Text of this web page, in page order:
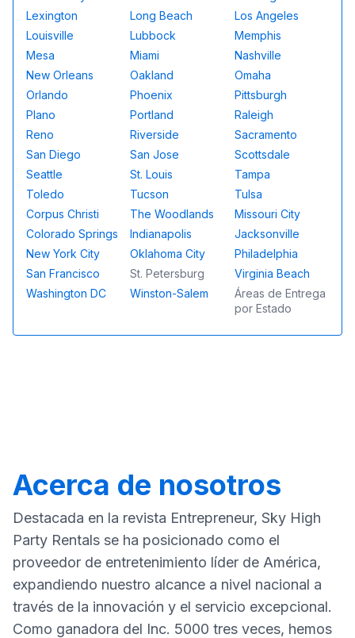
Lexington
Long Beach
Los Angeles
Louisville
Lubbock
Memphis
Mesa
Miami
Nashville
New Orleans
Oakland
Omaha
Orlando
Phoenix
Pittsburgh
Plano
Portland
Raleigh
Reno
Riverside
Sacramento
San Diego
San Jose
Scottsdale
Seattle
St. Louis
Tampa
Toledo
Tucson
Tulsa
Corpus Christi
The Woodlands
Missouri City
Colorado Springs
Indianapolis
Jacksonville
New York City
Oklahoma City
Philadelphia
San Francisco
St. Petersburg
Virginia Beach
Washington DC
Winston-Salem
Áreas de Entrega
por Estado
Acerca de nosotros
Destacada en la revista Entrepreneur, Sky High
Party Rentals se ha posicionado como el
proveedor de entretenimiento líder de América,
expandiendo nuestro alcance a nivel nacional a
través de la innovación y el servicio excepcional.
Como ganadora del Inc. 5000 tres veces, hemos